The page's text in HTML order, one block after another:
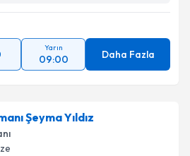
Yarın
09:00 Daha Fazla
Şeyma Yıldız